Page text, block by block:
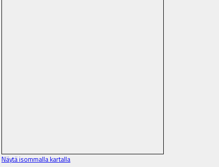
Näytä isommalla kartalla